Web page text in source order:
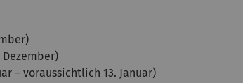
– voraussichtlich 13. Januar)